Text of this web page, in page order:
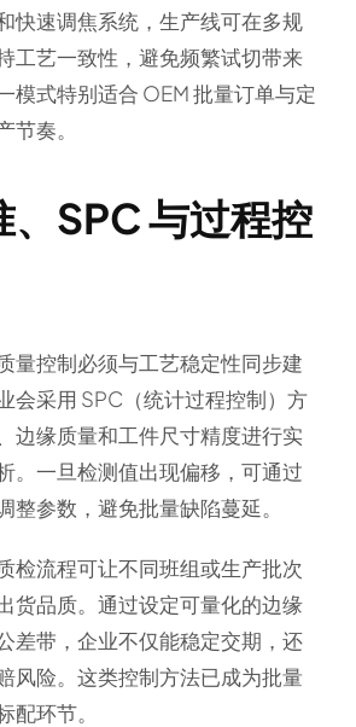
快速调焦系统，生产线可在多规
工艺一致性，避免频繁试切带来
模式特别适合 OEM 批量订单与定
节奏。
、SPC 与过程控
量控制必须与工艺稳定性同步建
会采用 SPC（统计过程控制）方
边缘质量和工件尺寸精度进行实
。一旦检测值出现偏移，可通过
整参数，避免批量缺陷蔓延。
检流程可让不同班组或生产批次
货品质。通过设定可量化的边缘
差带，企业不仅能稳定交期，还
风险。这类控制方法已成为批量
配环节。